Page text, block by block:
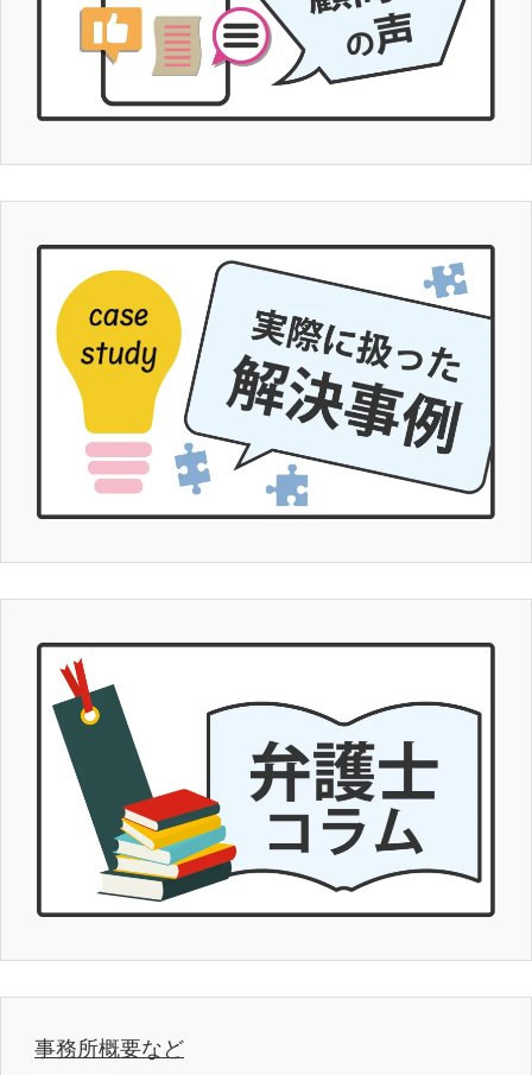
事務所概要など